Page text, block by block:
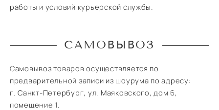
работы и условий курьерской службы.
САМОВЫВОЗ
Самовывоз товаров осуществляется по
предварительной записи из шоурума по адресу:
г. Санкт-Петербург, ул. Маяковского, дом 6,
помещение 1.